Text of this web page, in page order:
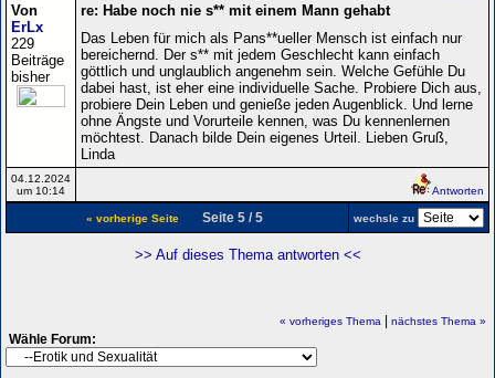
Von
ErLx
229
Beiträge
bisher
re: Habe noch nie s** mit einem Mann gehabt
Das Leben für mich als Pans**ueller Mensch ist einfach nur
bereichernd. Der s** mit jedem Geschlecht kann einfach
göttlich und unglaublich angenehm sein. Welche Gefühle Du
dabei hast, ist eher eine individuelle Sache. Probiere Dich aus,
probiere Dein Leben und genieße jeden Augenblick. Und lerne
ohne Ängste und Vorurteile kennen, was Du kennenlernen
möchtest. Danach bilde Dein eigenes Urteil. Lieben Gruß,
Linda
04.12.2024
um 10:14
Antworten
« vorherige SeiteSeite 5 / 5 wechsle zu
>> Auf dieses Thema antworten <<
« vorheriges Thema nächstes Thema »
Wähle Forum: